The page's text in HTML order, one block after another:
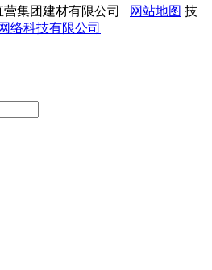
营集团建材有限公司 网站地图 技
络科技有限公司